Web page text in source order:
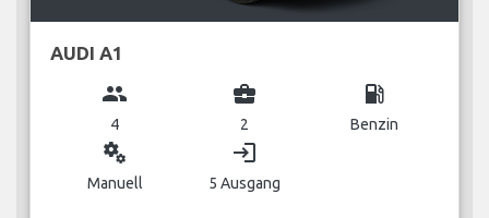
AUDI A1
group
4
business_center
2
local_gas_station
Benzin
miscellaneous_services
Manuell
login
5 Ausgang